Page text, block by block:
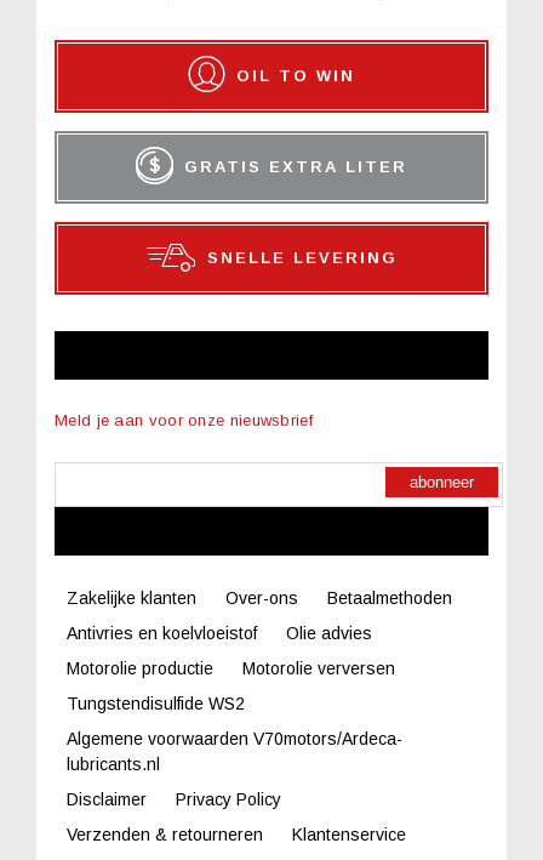
OIL TO WIN
GRATIS EXTRA LITER
SNELLE LEVERING
Meld je aan voor onze nieuwsbrief
abonneer
Zakelijke klanten Over-ons
Betaalmethoden
Antivries en koelvloeistof
Olie advies
Motorolie productie
Motorolie verversen
Tungstendisulfide WS2
Algemene voorwaarden V70motors/Ardeca-
lubricants.nl
Disclaimer
Privacy Policy
Verzenden & retourneren
Klantenservice